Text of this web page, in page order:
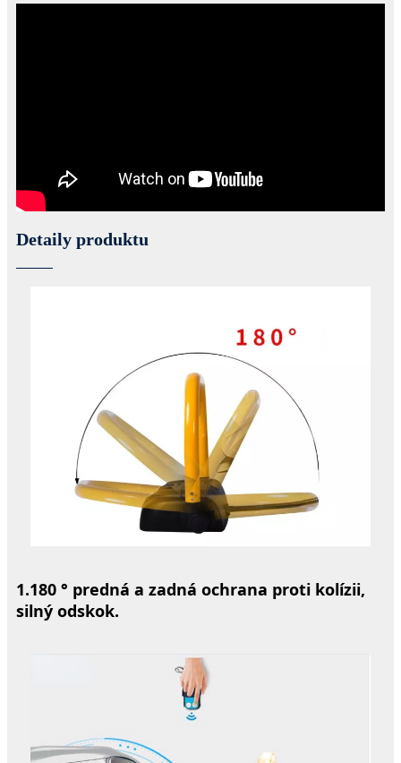
Detaily produktu
1.180 ° predná a zadná ochrana proti kolízii,
silný odskok.